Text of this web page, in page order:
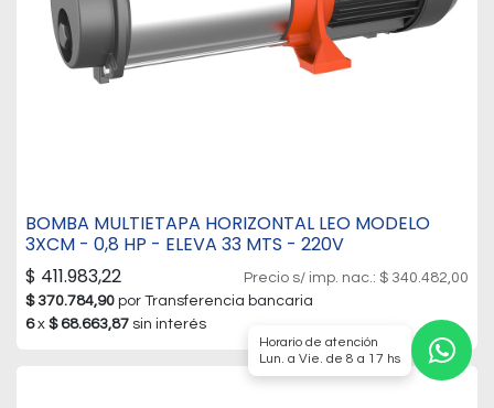
BOMBA MULTIETAPA HORIZONTAL LEO MODELO
3XCM - 0,8 HP - ELEVA 33 MTS - 220V
$ 411.983,22 Precio s/ imp. nac.: $ 340.482,00
$370.784,90 por Transferencia bancaria
6x $ 68.663,87 sin interés
Horario de atención
Lun. a Vie. de 8 a 17 hs